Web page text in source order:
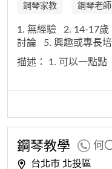
鋼琴家教 鋼琴老師
1. 無經驗 2. 14-17歲
討論
5. 興趣或專長
描述： 1. 可以一點點
鋼琴教學 何
台北市 北投區